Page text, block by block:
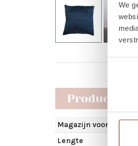
We
Magazijn voorraad
Lengte